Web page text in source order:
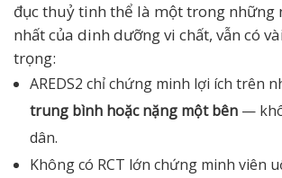
đục thuỷ tinh thể là một trong những
nhất của dinh dưỡng vi chất, vẫn có
trọng:
AREDS2 chỉ chứng minh lợi ích trên
trung bình hoặc nặng một bên —
dân.
Không có RCT lớn chứng minh viên